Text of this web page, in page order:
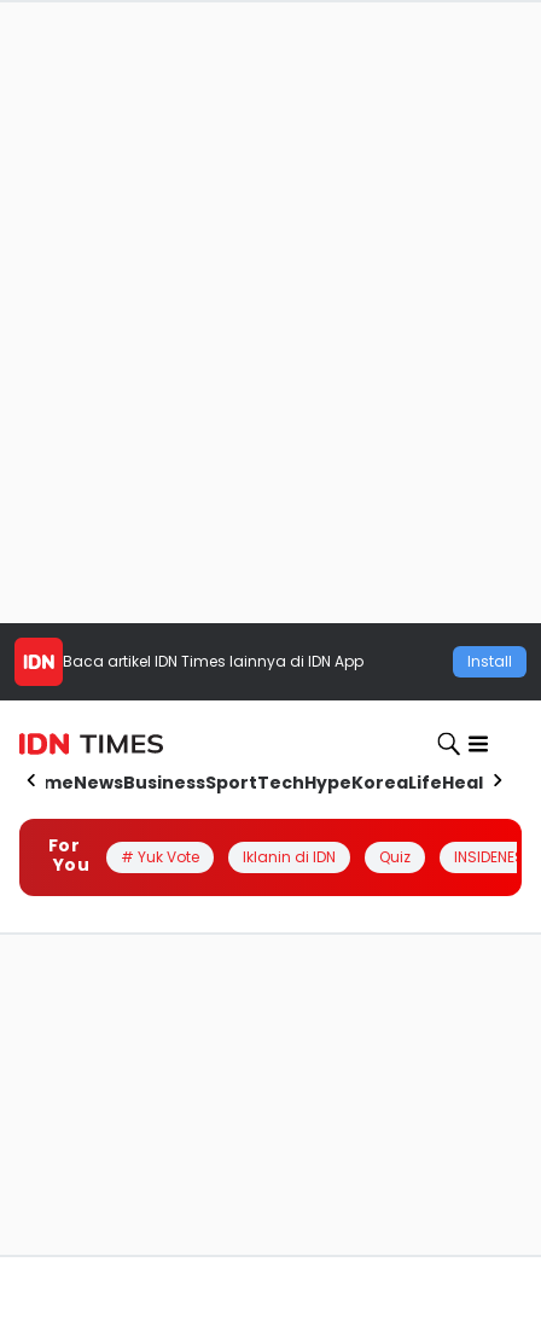
Baca artikel IDN Times lainnya di IDN App Install
HomeNewsBusinessSportTechHypeKoreaLifeHealth
For
You
# Yuk Vote Iklanin di IDN Quiz INSIDENESIA